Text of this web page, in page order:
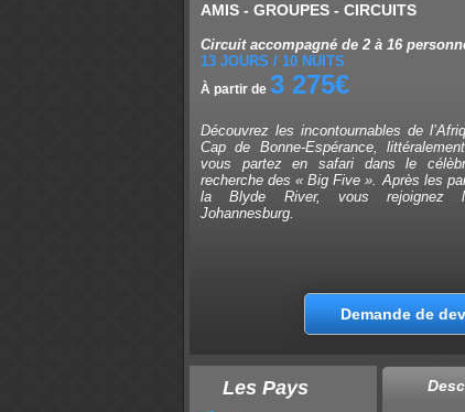
AMIS - GROUPES - CIRCUITS
Circuit accompagné de 2 à 16
13 JOURS / 10 NUITS
À partir de 3 275€
Découvrez les incontournables de
Cap de Bonne-Espérance,
vous partez en safari dans le
recherche des « Big Five ». Après les
la Blyde River, vous rejoignez
Johannesburg.
Demande de
Les Pays